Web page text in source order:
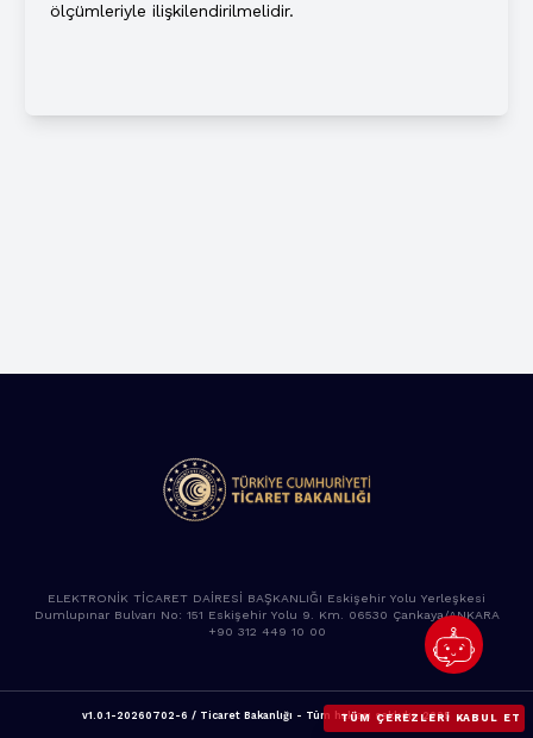
ölçümleriyle ilişkilendirilmelidir.
ELEKTRONİK TİCARET DAİRESİ BAŞKANLIĞI Eskişehir Yolu Yerleşkesi
Dumlupınar Bulvarı No: 151 Eskişehir Yolu 9. Km. 06530 Çankaya/ANKARA
+90 312 449 10 00
v1.0.1-20260702-6 / Ticaret Bakanlığı - Tüm hakları saklıdır. 2025
TÜM ÇEREZLERI KABUL ET